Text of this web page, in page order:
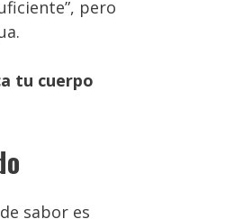
pero
tu cuerpo
sabor es